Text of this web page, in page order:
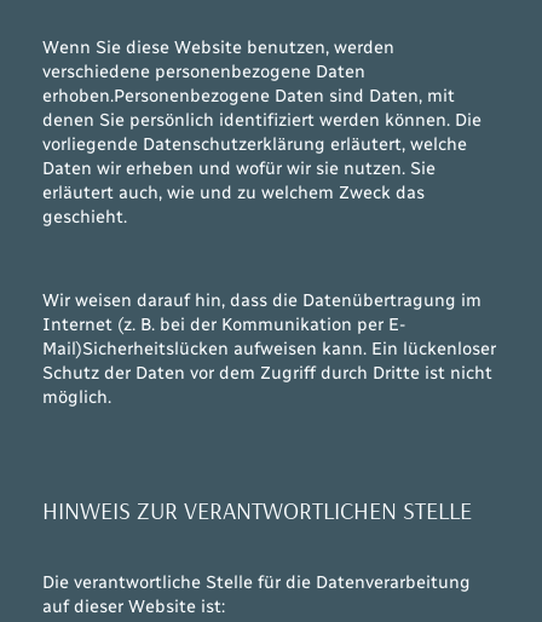
Wenn Sie diese Website benutzen, werden
verschiedene personenbezogene Daten
erhoben.Personenbezogene Daten sind Daten, mit
denen Sie persönlich identifiziert werden können. Die
vorliegende Datenschutzerklärung erläutert, welche
Daten wir erheben und wofür wir sie nutzen. Sie
erläutert auch, wie und zu welchem Zweck das
geschieht.
Wir weisen darauf hin, dass die Datenübertragung im
Internet (z. B. bei der Kommunikation per E-
Mail)Sicherheitslücken aufweisen kann. Ein lückenloser
Schutz der Daten vor dem Zugriff durch Dritte ist nicht
möglich.
HINWEIS ZUR VERANTWORTLICHEN STELLE
Die verantwortliche Stelle für die Datenverarbeitung
auf dieser Website ist: